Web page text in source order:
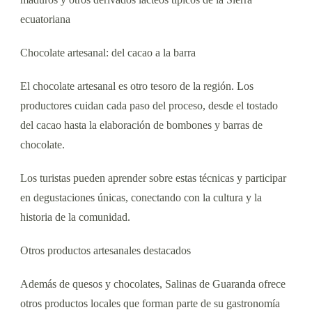
ecuatoriana
Chocolate artesanal: del cacao a la barra
El chocolate artesanal es otro tesoro de la región. Los
productores cuidan cada paso del proceso, desde el tostado
del cacao hasta la elaboración de bombones y barras de
chocolate.
Los turistas pueden aprender sobre estas técnicas y participar
en degustaciones únicas, conectando con la cultura y la
historia de la comunidad.
Otros productos artesanales destacados
Además de quesos y chocolates, Salinas de Guaranda ofrece
otros productos locales que forman parte de su gastronomía